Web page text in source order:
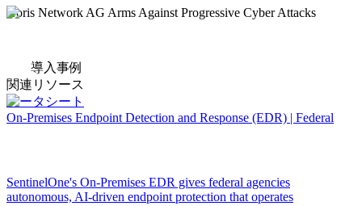
Noris Network AG Arms Against Progressive Cyber Attacks
導入事例
関連リソース
データシート
On-Premises Endpoint Detection and Response (EDR) | Federal
SentinelOne's On-Premises EDR gives federal agencies
autonomous, AI-driven endpoint protection that operates